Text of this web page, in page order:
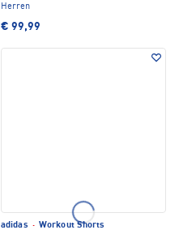
Herren
€ 99,99
adidas · Workout Shorts